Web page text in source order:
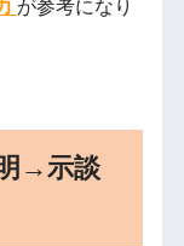
が参考になり
→示談